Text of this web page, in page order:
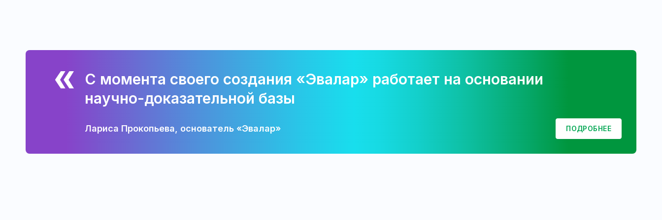
С момента своего создания «Эвалар» работает на основании
научно-доказательной базы
Лариса Прокопьева, основатель «Эвалар» ПОДРОБНЕЕ